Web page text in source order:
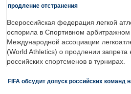
продление отстранения
Всероссийская федерация легкой
оспорила в Спортивном
Международной ассоциации
(World Athletics) о продлении запрета
российских спортсменов в турнирах.
FIFA обсудит допуск российских команд